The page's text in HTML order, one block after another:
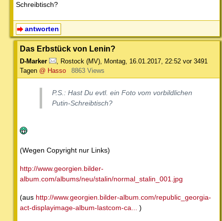
Schreibtisch?
antworten
Das Erbstück von Lenin?
D-Marker Rostock (MV) Montag, 16.01.2017, 22:52 vor 3491
Tagen @ Hasso 8863 Views
P.S.: Hast Du evtl. ein Foto vom vorbildlichen
Putin-Schreibtisch?
(Wegen Copyright nur Links)
http://www.georgien.bilder-
album.com/albums/neu/stalin/normal_stalin_001.jpg
(aus http://www.georgien.bilder-album.com/republic_georgia-
act-displayimage-album-lastcom-ca...
)